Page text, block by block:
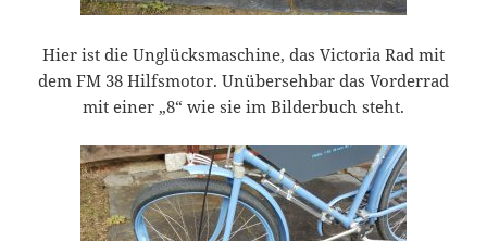
Hier ist die Unglücksmaschine, das Victoria Rad mit
dem FM 38 Hilfsmotor. Unübersehbar das Vorderrad
mit einer „8“ wie sie im Bilderbuch steht.